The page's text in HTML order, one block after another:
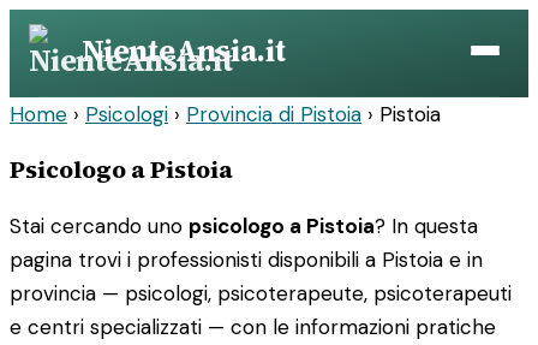
Vai
contenuto
NienteAnsia.it
Home › Psicologi › Provincia di Pistoia › Pistoia
Psicologo a Pistoia
Stai cercando uno psicologo a Pistoia? In questa
pagina trovi i professionisti disponibili a Pistoia e in
provincia — psicologi, psicoterapeute, psicoterapeuti
e centri specializzati — con le informazioni pratiche